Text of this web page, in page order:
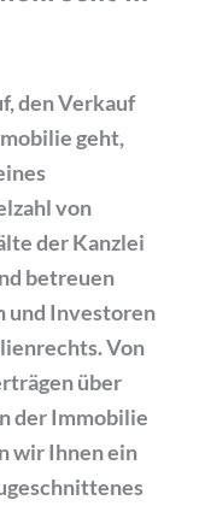
den Verkauf
geht,
von
der Kanzlei
betreuen
und Investoren
Von
über
der Immobilie
wir Ihnen ein